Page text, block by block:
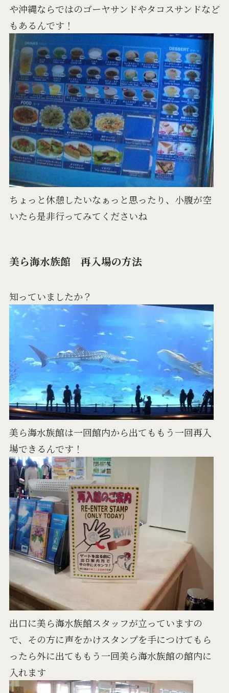
や沖縄ならではのゴーヤサンドやタコスサンドなど
もあるんです！
ちょっと休憩したいなぁっと思ったり、小腹が空
いたら是非行ってみてくださいね
美ら海水族館 再入場の方法
知っていましたか？
美ら海水族館は一回館内から出てももう一回再入
場できるんです！
出口に美ら海水族館スタッフが立っていますの
で、その方に声をかけスタンプを手につけてもら
ったら外に出てももう一回美ら海水族館の館内に
入れます